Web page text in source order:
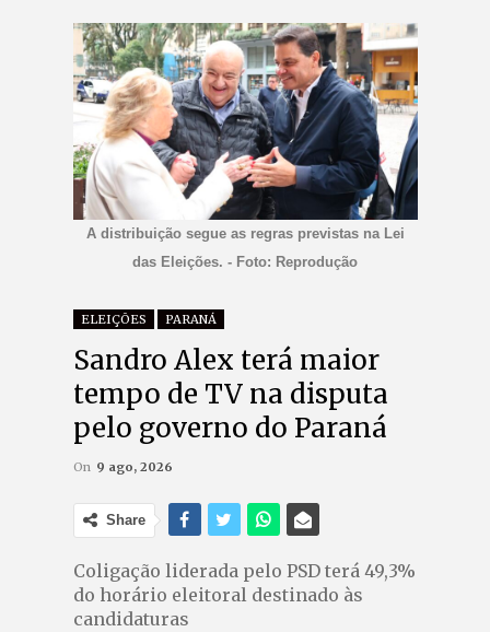
A distribuição segue as regras previstas na Lei
das Eleições. - Foto: Reprodução
ELEIÇÕES PARANÁ
Sandro Alex terá maior
tempo de TV na disputa
pelo governo do Paraná
On 9 ago, 2026
Share
Coligação liderada pelo PSD terá 49,3%
do horário eleitoral destinado às
candidaturas